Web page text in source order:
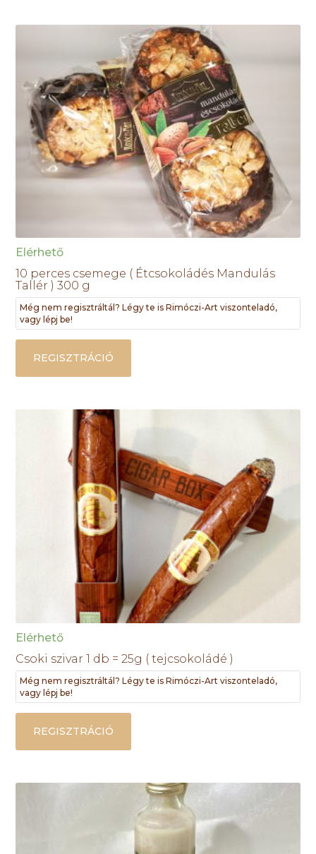
Elérhető
10 perces csemege ( Étcsokoládés Mandulás
Tallér ) 300 g
Még nem regisztráltál? Légy te is Rimóczi-Art viszonteladó,
vagy lépj be!
REGISZTRÁCIÓ
Elérhető
Csoki szivar 1 db = 25g ( tejcsokoládé )
Még nem regisztráltál? Légy te is Rimóczi-Art viszonteladó,
vagy lépj be!
REGISZTRÁCIÓ